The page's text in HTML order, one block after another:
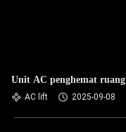
Unit AC penghemat ruang
AC lift 2025-09-08